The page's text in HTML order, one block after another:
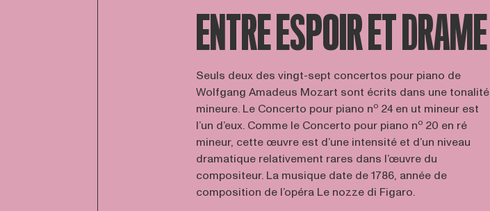
ENTRE ESPOIR ET DRAME
Seuls deux des vingt-sept concertos pour piano de
Wolfgang Amadeus Mozart sont écrits dans une tonalité
mineure. Le Concerto pour piano no 24 en ut mineur est
l’un d’eux. Comme le Concerto pour piano no 20 en ré
mineur, cette œuvre est d’une intensité et d’un niveau
dramatique relativement rares dans l’œuvre du
compositeur. La musique date de 1786, année de
composition de l’opéra Le nozze di Figaro.